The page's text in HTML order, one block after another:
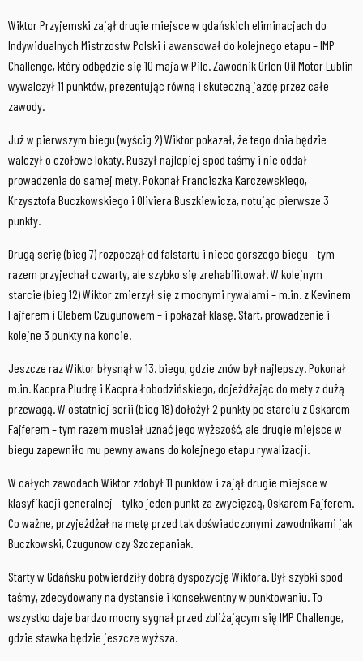
Wiktor Przyjemski zajął drugie miejsce w gdańskich eliminacjach do
Indywidualnych Mistrzostw Polski i awansował do kolejnego etapu – IMP
Challenge, który odbędzie się 10 maja w Pile. Zawodnik Orlen Oil Motor Lublin
wywalczył 11 punktów, prezentując równą i skuteczną jazdę przez całe
zawody.
Już w pierwszym biegu (wyścig 2) Wiktor pokazał, że tego dnia będzie
walczył o czołowe lokaty. Ruszył najlepiej spod taśmy i nie oddał
prowadzenia do samej mety. Pokonał Franciszka Karczewskiego,
Krzysztofa Buczkowskiego i Oliviera Buszkiewicza, notując pierwsze 3
punkty.
Drugą serię (bieg 7) rozpoczął od falstartu i nieco gorszego biegu – tym
razem przyjechał czwarty, ale szybko się zrehabilitował. W kolejnym
starcie (bieg 12) Wiktor zmierzył się z mocnymi rywalami – m.in. z Kevinem
Fajferem i Glebem Czugunowem – i pokazał klasę. Start, prowadzenie i
kolejne 3 punkty na koncie.
Jeszcze raz Wiktor błysnął w 13. biegu, gdzie znów był najlepszy. Pokonał
m.in. Kacpra Pludrę i Kacpra Łobodzińskiego, dojeżdżając do mety z dużą
przewagą. W ostatniej serii (bieg 18) dołożył 2 punkty po starciu z Oskarem
Fajferem – tym razem musiał uznać jego wyższość, ale drugie miejsce w
biegu zapewniło mu pewny awans do kolejnego etapu rywalizacji.
W całych zawodach Wiktor zdobył 11 punktów i zajął drugie miejsce w
klasyfikacji generalnej – tylko jeden punkt za zwycięzcą, Oskarem Fajferem.
Co ważne, przyjeżdżał na metę przed tak doświadczonymi zawodnikami jak
Buczkowski, Czugunow czy Szczepaniak.
Starty w Gdańsku potwierdziły dobrą dyspozycję Wiktora. Był szybki spod
taśmy, zdecydowany na dystansie i konsekwentny w punktowaniu. To
wszystko daje bardzo mocny sygnał przed zbliżającym się IMP Challenge,
gdzie stawka będzie jeszcze wyższa.